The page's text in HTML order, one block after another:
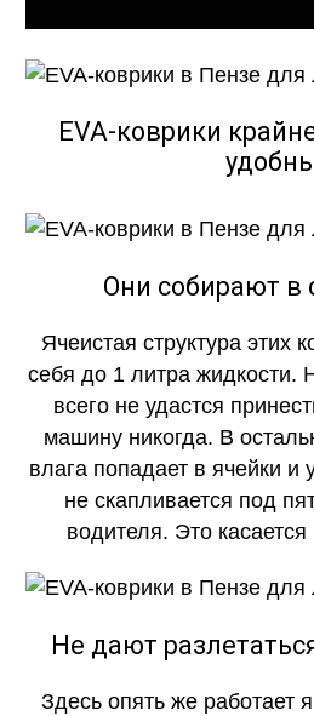
EVA-коврики
Они собирают в
Ячеистая структура этих
себя до 1 литра жидкости.
всего не удастся
машину никогда. В
влага попадает в ячейки и
не скапливается под
водителя. Это
Не дают
Здесь опять же работает